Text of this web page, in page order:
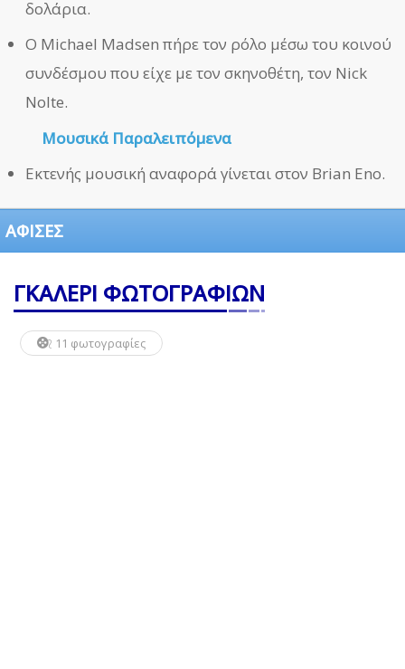
δολάρια.
Ο Michael Madsen πήρε τον ρόλο μέσω του κοινού
συνδέσμου που είχε με τον σκηνοθέτη, τον Nick
Nolte.
Μουσικά Παραλειπόμενα
Εκτενής μουσική αναφορά γίνεται στον Brian Eno.
ΑΦΙΣΕΣ
ΓΚΑΛΕΡΙ ΦΩΤΟΓΡΑΦΙΩΝ
11 φωτογραφίες